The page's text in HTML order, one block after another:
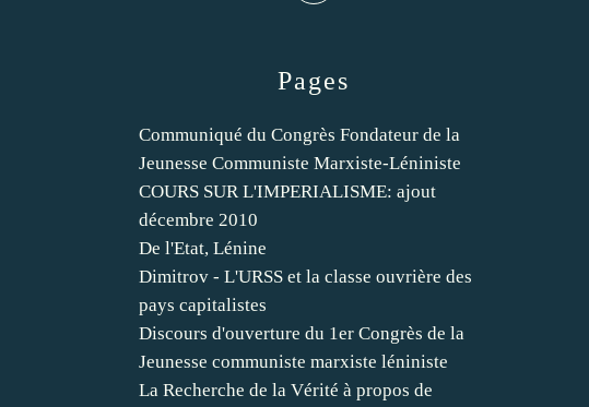
Pages
Communiqué du Congrès Fondateur de la
Jeunesse Communiste Marxiste-Léniniste
COURS SUR L'IMPERIALISME: ajout
décembre 2010
De l'Etat, Lénine
Dimitrov - L'URSS et la classe ouvrière des
pays capitalistes
Discours d'ouverture du 1er Congrès de la
Jeunesse communiste marxiste léniniste
La Recherche de la Vérité à propos de